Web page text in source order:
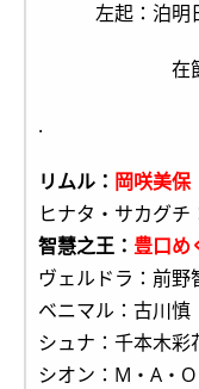
左起：泊明
在
.
リムル： 岡咲美保
ヒナタ・サカグチ
智慧之王： 豊口め
ヴェルドラ：前野
ベニマル：古川慎
シュナ：千本木彩
シオン：M・A・O